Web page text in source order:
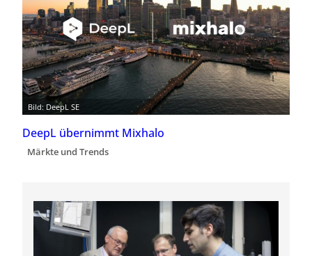
Bild: DeepL SE
DeepL übernimmt Mixhalo
Märkte und Trends